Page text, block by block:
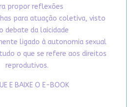
propor reflexões
para atuação coletiva, visto
debate da laicidade
ligado à autonomia sexual
o que se refere aos direitos
reprodutivos.
E BAIXE O E-BOOK